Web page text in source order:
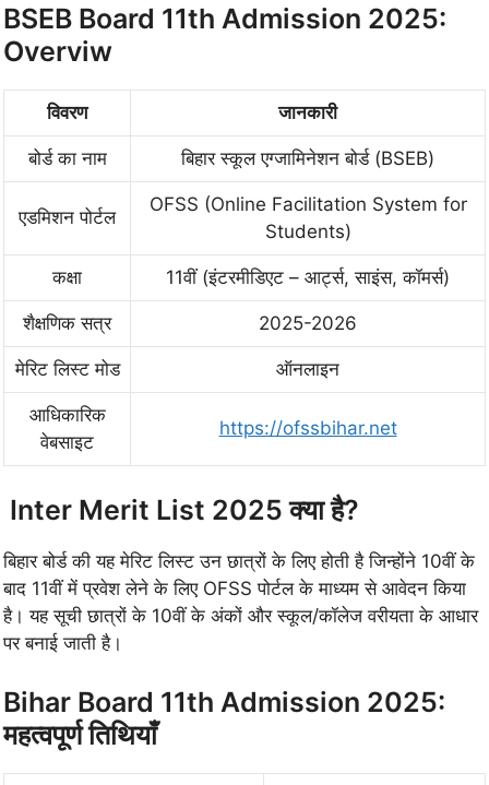
BSEB Board 11th Admission 2025:
Overviw
विवरण जानकारी
बोर्ड का नाम बिहार स्कूल एग्जामिनेशन बोर्ड (BSEB)
एडमिशन पोर्टल
OFSS (Online Facilitation System for
Students)
कक्षा 11वीं (इंटरमीडिएट – आर्ट्स, साइंस, कॉमर्स)
शैक्षणिक सत्र 2025-2026
मेरिट लिस्ट मोड ऑनलाइन
आधिकारिक
वेबसाइट
https://ofssbihar.net
Inter Merit List 2025 क्या है?
बिहार बोर्ड की यह मेरिट लिस्ट उन छात्रों के लिए होती है जिन्होंने 10वीं के
बाद 11वीं में प्रवेश लेने के लिए OFSS पोर्टल के माध्यम से आवेदन किया
है। यह सूची छात्रों के 10वीं के अंकों और स्कूल/कॉलेज वरीयता के आधार
पर बनाई जाती है।
Bihar Board 11th Admission 2025:
महत्वपूर्ण तिथियाँ